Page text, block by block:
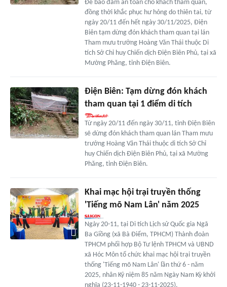
Để bảo đảm an toàn cho khách tham quan,
đồng thời khắc phục hư hỏng do thiên tai, từ
ngày 20/11 đến hết ngày 30/11/2025, Điện
Biên tạm dừng đón khách tham quan tại lán
Tham mưu trưởng Hoàng Văn Thái thuộc Di
tích Sở Chỉ huy Chiến dịch Điện Biên Phủ, tại xã
Mường Phăng, tỉnh Điện Biên.
Điện Biên: Tạm dừng đón khách
tham quan tại 1 điểm di tích
Từ ngày 20/11 đến ngày 30/11, tỉnh Điện Biên
sẽ dừng đón khách tham quan lán Tham mưu
trưởng Hoàng Văn Thái thuộc di tích Sở Chỉ
huy Chiến dịch Điện Biên Phủ, tại xã Mường
Phăng, tỉnh Điện Biên.
Khai mạc hội trại truyền thống
'Tiếng mõ Nam Lân' năm 2025
Ngày 20-11, tại Di tích Lịch sử Quốc gia Ngã
Ba Giồng (xã Bà Điểm, TPHCM) Thành đoàn
TPHCM phối hợp Bộ Tư lệnh TPHCM và UBND
xã Hóc Môn tổ chức khai mạc hội trại truyền
thống 'Tiếng mõ Nam Lân' lần thứ 6 - năm
2025, nhân Kỷ niệm 85 năm Ngày Nam Kỳ khởi
nghĩa (23-11-1940 - 23-11-2025).